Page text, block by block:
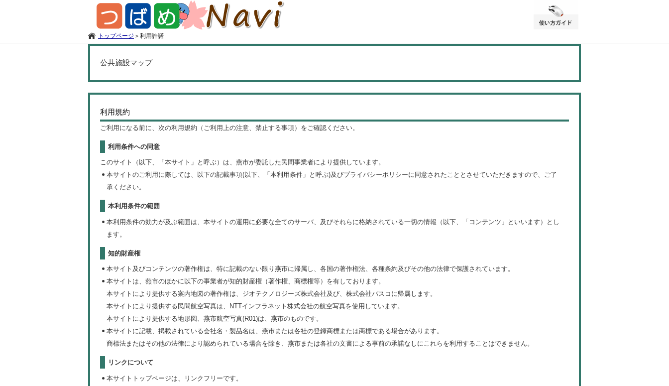
トップページ ＞ 利用許諾
公共施設マップ
利用規約
ご利用になる前に、次の利用規約（ご利用上の注意、禁止する事項）をご確認ください。
利用条件への同意
このサイト（以下、「本サイト」と呼ぶ）は、燕市が委託した民間事業者により提供しています。
本サイトのご利用に際しては、以下の記載事項(以下、「本利用条件」と呼ぶ)及びプライバシーポリシーに同意されたこととさせていただきますので、ご了
承ください。
本利用条件の範囲
本利用条件の効力が及ぶ範囲は、本サイトの運用に必要な全てのサーバ、及びそれらに格納されている一切の情報（以下、「コンテンツ」といいます）とし
ます。
知的財産権
本サイト及びコンテンツの著作権は、特に記載のない限り燕市に帰属し、各国の著作権法、各種条約及びその他の法律で保護されています。
本サイトは、燕市のほかに以下の事業者が知的財産権（著作権、商標権等）を有しております。
本サイトにより提供する案内地図の著作権は、ジオテクノロジーズ株式会社及び、株式会社パスコに帰属します。
本サイトにより提供する民間航空写真は、NTTインフラネット株式会社の航空写真を使用しています。
本サイトにより提供する地形図、燕市航空写真(R01)は、燕市のものです。
本サイトに記載、掲載されている会社名・製品名は、燕市または各社の登録商標または商標である場合があります。
商標法またはその他の法律により認められている場合を除き、燕市または各社の文書による事前の承諾なしにこれらを利用することはできません。
リンクについて
本サイトトップページは、リンクフリーです。